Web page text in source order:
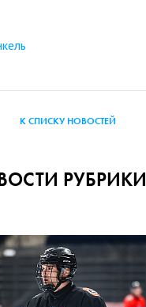
К СПИСКУ НОВОСТЕЙ
РУБРИКИ